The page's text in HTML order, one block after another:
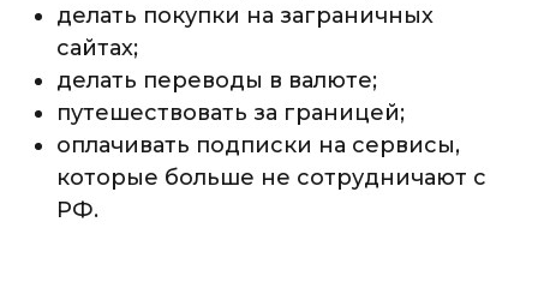
делать покупки на заграничных
сайтах;
делать переводы в валюте;
путешествовать за границей;
оплачивать подписки на сервисы,
которые больше не сотрудничают с
РФ.